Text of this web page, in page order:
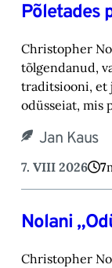
Põletades
Christopher
tõlgendanud,
tra‎ditsiooni, et
odüsseiat, mis
Jan Kaus
7. VIII 2026 7
Nolani
Christopher